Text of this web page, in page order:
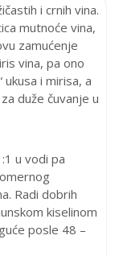
i crnih vina.
mutnoće vina,
zamućenje
vina, pa ono
i mirisa, a
duže čuvanje u
u vodi pa
Radi dobrih
kiselinom
posle 48 –